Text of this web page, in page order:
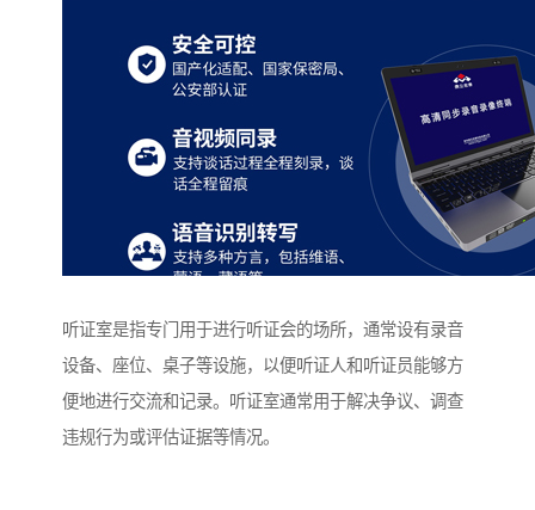
听证室是指专门用于进行听证会的场所，通常设有录音
设备、座位、桌子等设施，以便听证人和听证员能够方
便地进行交流和记录。听证室通常用于解决争议、调查
违规行为或评估证据等情况。